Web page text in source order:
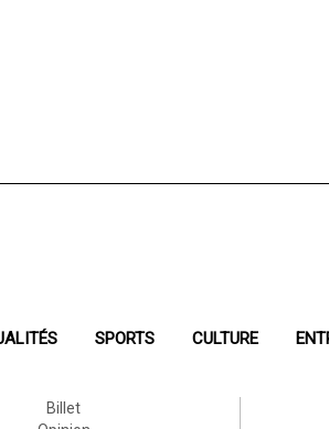
SPORTS CULTURE
Billet